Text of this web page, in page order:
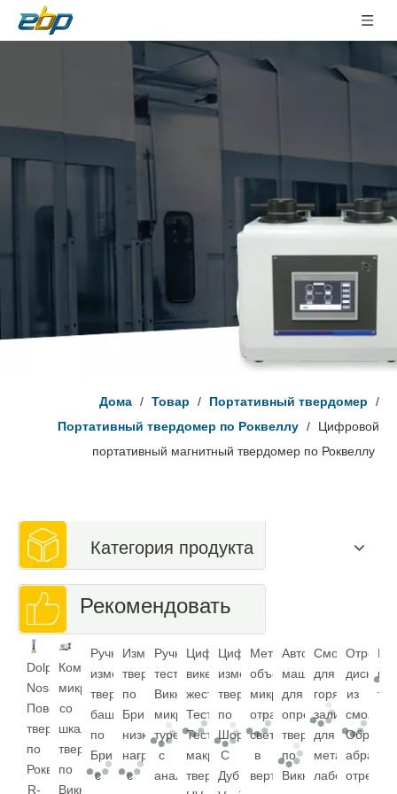
Дома / Товар / Портативный твердомер
/
Портативный твердомер по Роквеллу /
Цифровой
портативный магнитный твердомер по Роквеллу
Категория продукта
Рекомендовать
Dolphin
Nose
Поверхностный
твердомер
по
Роквеллу
R-
Компьютеризированный
микротвердомер
со
шкалой
твердости
по
Виккерсу
Ручной
измеритель
твердости
башни
по
Бринеллю
с
Измеритель
твердости
по
Бринеллю
низкой
нагрузки
с
Ручной
тестер
Виккерса
микротвердости
турели
с
аналоговым
Цифровые
викерские
жесткости
Тестер
Тестер
макрос
твердость
Цифровой
измеритель
твердости
по
Шору
C
Дуб
Металлографический
объектив
микроскопа
отраженного
света
в
вертикальном
Автоматическая
машина
для
определения
твердости
по
Виккерсу
Смола
для
горячей
заливки
для
лабораторий
диск
из
смолы
Образец